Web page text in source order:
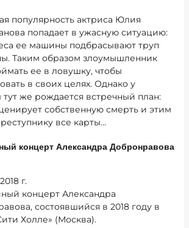
популярность актриса Юлия
попадает в ужасную ситуацию:
ее машины подбрасывают труп
Таким образом злоумышленник
ее в ловушку, чтобы
в своих целях. Однако у
тут же рождается встречный план:
собственную смерть и этим
все карты...
концерт Александра Добронравова
г.
концерт Александра
состоявшийся в 2018 году в
Холле» (Москва).